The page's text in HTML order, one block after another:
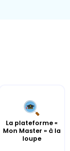
La plateforme «
Mon Master » à la
loupe